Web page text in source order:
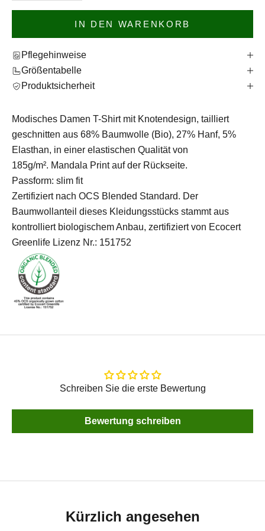
IN DEN WARENKORB
Pflegehinweise
Größentabelle
Produktsicherheit
Modisches Damen T-Shirt mit Knotendesign, tailliert
geschnitten aus 68% Baumwolle (Bio), 27% Hanf, 5%
Elasthan, in einer elastischen Qualität von
185g/m². Mandala Print auf der Rückseite.
Passform: slim fit
Zertifiziert nach OCS Blended Standard. Der
Baumwollanteil dieses Kleidungsstücks stammt aus
kontrolliert biologischem Anbau, zertifiziert von Ecocert
Greenlife Lizenz Nr.: 151752
Schreiben Sie die erste Bewertung
Bewertung schreiben
Kürzlich angesehen